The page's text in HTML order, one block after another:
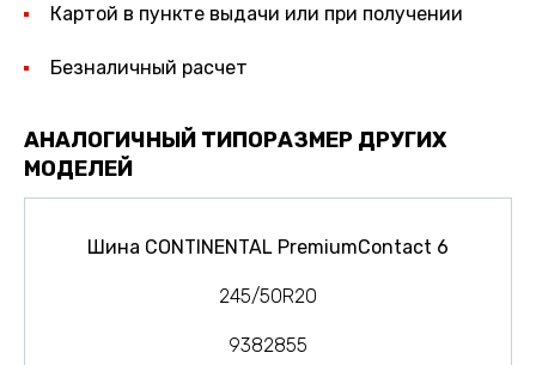
Картой в пункте выдачи или при получении
Безналичный расчет
АНАЛОГИЧНЫЙ ТИПОРАЗМЕР ДРУГИХ
МОДЕЛЕЙ
Шина CONTINENTAL PremiumContact 6
245/50R20
9382855